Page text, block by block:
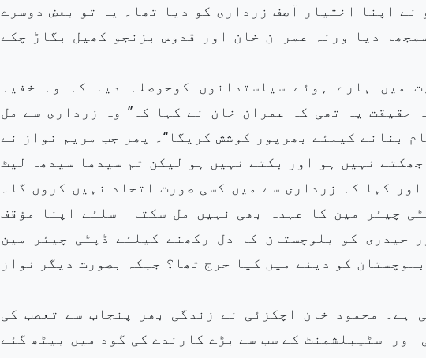
اپنا اختیار آصف زرداری کو دیا تھا۔ یہ تو بعض دوسرے
دیا ورنہ عمران خان اور قدوس بزنجو کھیل بگاڑ چکے
میں ہارے ہوئے سیاستدانوں کوحوصلہ دیا کہ وہ خفیہ
حقیقت یہ تھی کہ عمران خان نے کہا کہ’’ وہ زرداری سے مل
بنانے کیلئے بھرپور کوشش کریگا‘‘۔ پھر جب مریم نواز نے
جھکتے نہیں ہو اور بکتے نہیں ہو لیکن تم سیدھا سیدھا لیٹ
اور کہا کہ زرداری سے میں کسی صورت اتحاد نہیں کروں گا۔
چیئر مین کا عہدہ بھی نہیں مل سکتا اسلئے اپنا مؤقف
حیدری کو بلوچستان کا دل رکھنے کیلئے ڈپٹی چیئر مین
کو دینے میں کیا حرج تھا؟ جبکہ بصورت دیگر نواز
ہے۔ محمود خان اچکزئی نے زندگی بھر پنجاب سے تعصب کی
اوراسٹیبلشمنٹ کے سب سے بڑے کارندے کی گود میں بیٹھ گئے